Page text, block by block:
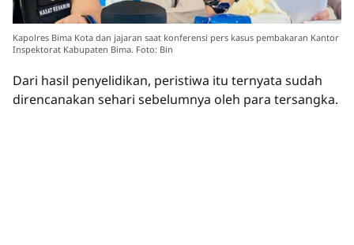
Kapolres Bima Kota dan jajaran saat konferensi pers kasus pembakaran Kantor
Inspektorat Kabupaten Bima. Foto: Bin
Dari hasil penyelidikan, peristiwa itu ternyata sudah
direncanakan sehari sebelumnya oleh para tersangka.